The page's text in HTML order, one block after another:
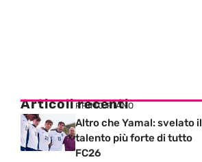
Articoli recenti
PRIMO PIANO
Altro che Yamal: svelato il
talento più forte di tutto
FC26